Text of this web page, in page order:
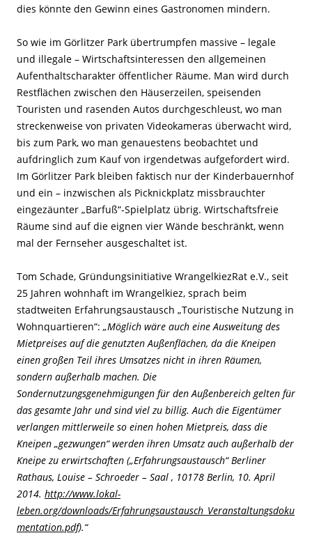
dies könnte den Gewinn eines Gastronomen mindern.
So wie im Görlitzer Park übertrumpfen massive – legale
und illegale – Wirtschaftsinteressen den allgemeinen
Aufenthaltscharakter öffentlicher Räume. Man wird durch
Restflächen zwischen den Häuserzeilen, speisenden
Touristen und rasenden Autos durchgeschleust, wo man
streckenweise von privaten Videokameras überwacht wird,
bis zum Park, wo man genauestens beobachtet und
aufdringlich zum Kauf von irgendetwas aufgefordert wird.
Im Görlitzer Park bleiben faktisch nur der Kinderbauernhof
und ein – inzwischen als Picknickplatz missbrauchter
eingezäunter „Barfuß“-Spielplatz übrig. Wirtschaftsfreie
Räume sind auf die eignen vier Wände beschränkt, wenn
mal der Fernseher ausgeschaltet ist.
Tom Schade, Gründungsinitiative WrangelkiezRat e.V., seit
25 Jahren wohnhaft im Wrangelkiez, sprach beim
stadtweiten Erfahrungsaustausch „Touristische Nutzung in
Wohnquartieren“: „Möglich wäre auch eine Ausweitung des
Mietpreises auf die genutzten Außenflächen, da die Kneipen
einen großen Teil ihres Umsatzes nicht in ihren Räumen,
sondern außerhalb machen. Die
Sondernutzungsgenehmigungen für den Außenbereich gelten für
das gesamte Jahr und sind viel zu billig. Auch die Eigentümer
verlangen mittlerweile so einen hohen Mietpreis, dass die
Kneipen „gezwungen“ werden ihren Umsatz auch außerhalb der
Kneipe zu erwirtschaften („Erfahrungsaustausch“ Berliner
Rathaus, Louise – Schroeder – Saal , 10178 Berlin, 10. April
2014. http://www.lokal-
leben.org/downloads/Erfahrungsaustausch_Veranstaltungsdoku
mentation.pdf).“